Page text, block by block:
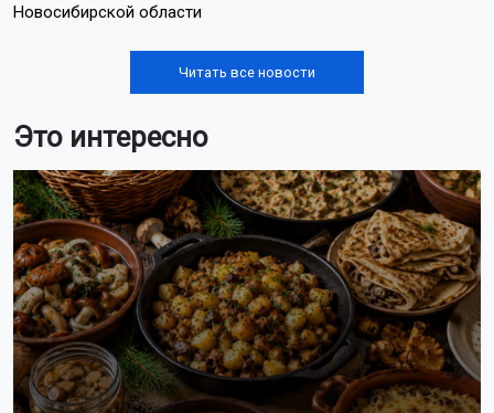
Новосибирской области
Читать все новости
Это интересно